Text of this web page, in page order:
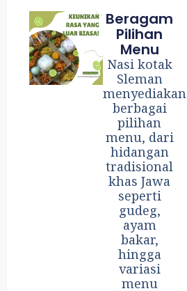
Beragam
Pilihan
Menu
Nasi kotak
Sleman
menyediakan
berbagai
pilihan
menu, dari
hidangan
tradisional
khas Jawa
seperti
gudeg,
ayam
bakar,
hingga
variasi
menu